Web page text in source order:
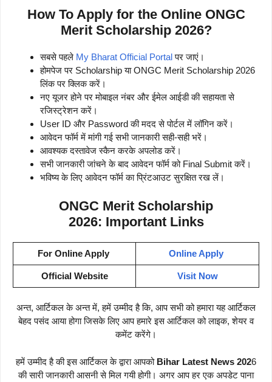
How To Apply for the Online ONGC
Merit Scholarship 2026?
सबसे पहले My Bharat Official Portalपर जाएं।
होमपेज पर Scholarship या ONGC Merit Scholarship 2026
लिंक पर क्लिक करें।
नए यूजर होने पर मोबाइल नंबर और ईमेल आईडी की सहायता से
रजिस्ट्रेशन करें।
User ID और Password की मदद से पोर्टल में लॉगिन करें।
आवेदन फॉर्म में मांगी गई सभी जानकारी सही-सही भरें।
आवश्यक दस्तावेज स्कैन करके अपलोड करें।
सभी जानकारी जांचने के बाद आवेदन फॉर्म को Final Submit करें।
भविष्य के लिए आवेदन फॉर्म का प्रिंटआउट सुरक्षित रख लें।
ONGC Merit Scholarship
2026: Important Links
For Online Apply Online Apply
Official Website Visit Now
अन्त, आर्टिकल के अन्त में, हमें उम्मीद है कि, आप सभी को हमारा यह आर्टिकल
बेहद पसंद आया होगा जिसके लिए आप हमारे इस आर्टिकल को लाइक, शेयर व
कमेंट करेंगे।
हमें उम्मीद है की इस आर्टिकल के द्वारा आपको Bihar Latest News 2026
की सारी जानकारी आसनी से मिल गयी होगी। अगर आप हर एक अपडेट पाना